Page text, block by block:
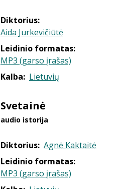
Diktorius:
Aida Jurkevičiūtė
Leidinio formatas:
MP3 (garso įrašas)
Kalba: Lietuvių
Svetainė
audio istorija
Diktorius: Agnė Kaktaitė
Leidinio formatas:
MP3 (garso įrašas)